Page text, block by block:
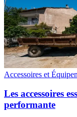
Accessoires et
Les accessoires
performante